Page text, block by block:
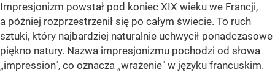
Impresjonizm powstał pod koniec XIX wieku we Francji,
a później rozprzestrzenił się po całym świecie. To ruch
sztuki, który najbardziej naturalnie uchwycił ponadczasowe
piękno natury. Nazwa impresjonizmu pochodzi od słowa
„impression", co oznacza „wrażenie" w języku francuskim.